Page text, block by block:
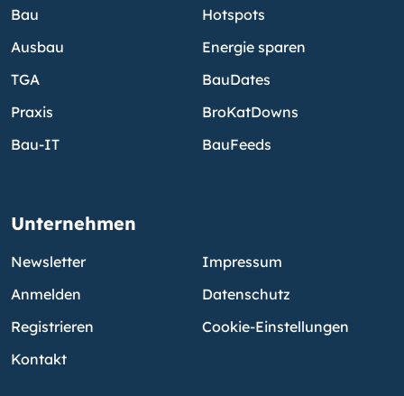
Bau
Ausbau
TGA
Praxis
Bau-IT
Hotspots
Energie sparen
BauDates
BroKatDowns
BauFeeds
Unternehmen
Newsletter
Anmelden
Registrieren
Kontakt
Impressum
Datenschutz
Cookie-Einstellungen